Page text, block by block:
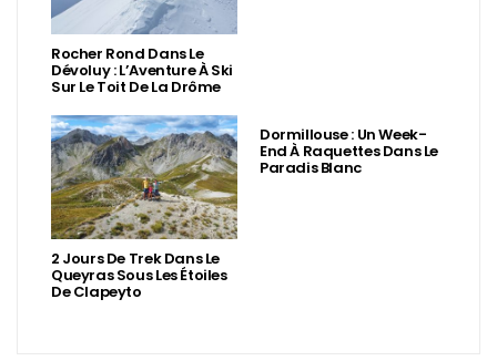
Rocher Rond Dans Le
Dévoluy : L’Aventure À Ski
Sur Le Toit De La Drôme
2 Jours De Trek Dans Le
Queyras Sous Les Étoiles
De Clapeyto
Dormillouse : Un Week-
End À Raquettes Dans Le
Paradis Blanc